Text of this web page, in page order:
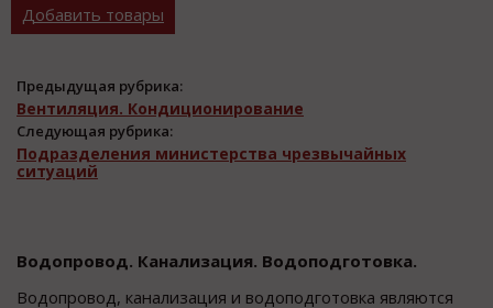
Добавить товары
Предыдущая рубрика:
Вентиляция. Кондиционирование
Следующая рубрика:
Подразделения министерства чрезвычайных
ситуаций
Водопровод. Канализация. Водоподготовка.
Водопровод, канализация и водоподготовка являются